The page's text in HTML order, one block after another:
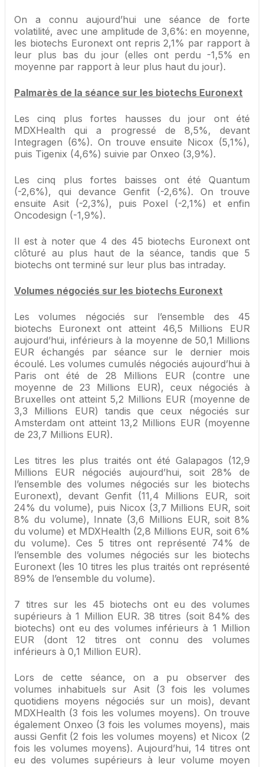
On a connu aujourd’hui une séance de forte
volatilité, avec une amplitude de 3,6%: en moyenne,
les biotechs Euronext ont repris 2,1% par rapport à
leur plus bas du jour (elles ont perdu -1,5% en
moyenne par rapport à leur plus haut du jour).
Palmarès de la séance sur les biotechs Euronext
Les cinq plus fortes hausses du jour ont été
MDXHealth qui a progressé de 8,5%, devant
Integragen (6%). On trouve ensuite Nicox (5,1%),
puis Tigenix (4,6%) suivie par Onxeo (3,9%).
Les cinq plus fortes baisses ont été Quantum
(-2,6%), qui devance Genfit (-2,6%). On trouve
ensuite Asit (-2,3%), puis Poxel (-2,1%) et enfin
Oncodesign (-1,9%).
Il est à noter que 4 des 45 biotechs Euronext ont
clôturé au plus haut de la séance, tandis que 5
biotechs ont terminé sur leur plus bas intraday.
Volumes négociés sur les biotechs Euronext
Les volumes négociés sur l’ensemble des 45
biotechs Euronext ont atteint 46,5 Millions EUR
aujourd’hui, inférieurs à la moyenne de 50,1 Millions
EUR échangés par séance sur le dernier mois
écoulé. Les volumes cumulés négociés aujourd’hui à
Paris ont été de 28 Millions EUR (contre une
moyenne de 23 Millions EUR), ceux négociés à
Bruxelles ont atteint 5,2 Millions EUR (moyenne de
3,3 Millions EUR) tandis que ceux négociés sur
Amsterdam ont atteint 13,2 Millions EUR (moyenne
de 23,7 Millions EUR).
Les titres les plus traités ont été Galapagos (12,9
Millions EUR négociés aujourd’hui, soit 28% de
l’ensemble des volumes négociés sur les biotechs
Euronext), devant Genfit (11,4 Millions EUR, soit
24% du volume), puis Nicox (3,7 Millions EUR, soit
8% du volume), Innate (3,6 Millions EUR, soit 8%
du volume) et MDXHealth (2,8 Millions EUR, soit 6%
du volume). Ces 5 titres ont représenté 74% de
l’ensemble des volumes négociés sur les biotechs
Euronext (les 10 titres les plus traités ont représenté
89% de l’ensemble du volume).
7 titres sur les 45 biotechs ont eu des volumes
supérieurs à 1 Million EUR. 38 titres (soit 84% des
biotechs) ont eu des volumes inférieurs à 1 Million
EUR (dont 12 titres ont connu des volumes
inférieurs à 0,1 Million EUR).
Lors de cette séance, on a pu observer des
volumes inhabituels sur Asit (3 fois les volumes
quotidiens moyens négociés sur un mois), devant
MDXHealth (3 fois les volumes moyens). On trouve
également Onxeo (3 fois les volumes moyens), mais
aussi Genfit (2 fois les volumes moyens) et Nicox (2
fois les volumes moyens). Aujourd’hui, 14 titres ont
eu des volumes supérieurs à leur volume moyen